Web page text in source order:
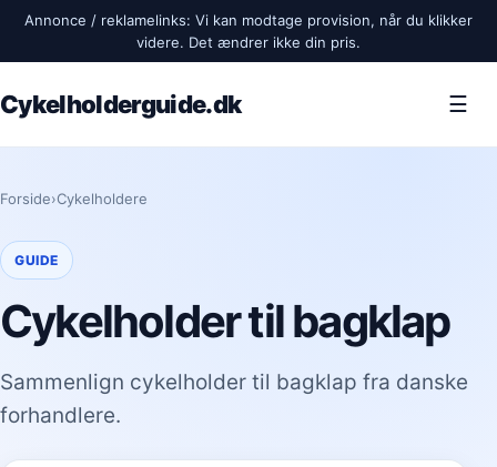
Annonce / reklamelinks: Vi kan modtage provision, når du klikker
videre. Det ændrer ikke din pris.
Cykelholderguide.dk ☰
Forside›Cykelholdere
GUIDE
Cykelholder til bagklap
Sammenlign cykelholder til bagklap fra danske
forhandlere.